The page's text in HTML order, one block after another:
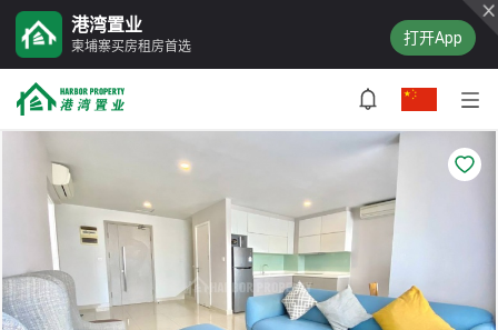
港湾置业
柬埔寨买房租房首选 打开App